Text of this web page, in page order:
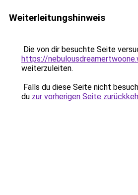
Weiterleitungshinweis
Die von dir besuchte Seite
https://
weiterzuleiten.
Falls du diese Seite nicht
du zur vorherigen Seite